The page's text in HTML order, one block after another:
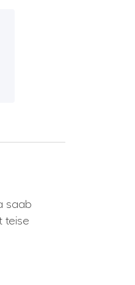
saab
teise